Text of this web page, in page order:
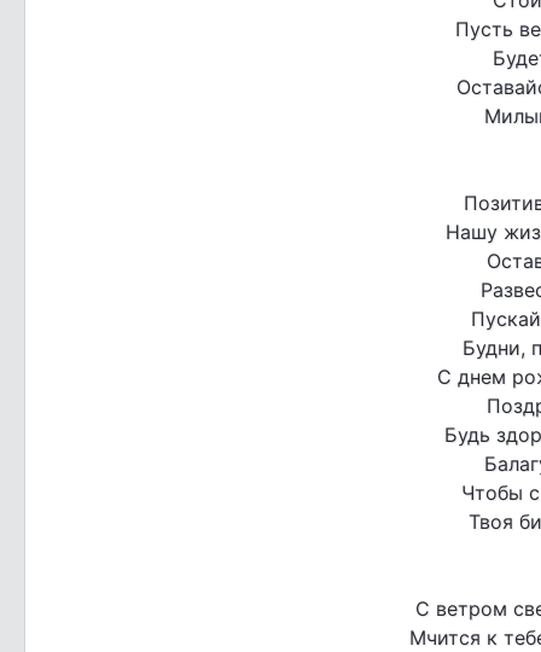
Пусть
Нашу
Будни,
С днем
Будь
Чтобы
Твоя
С ветром
Мчится к